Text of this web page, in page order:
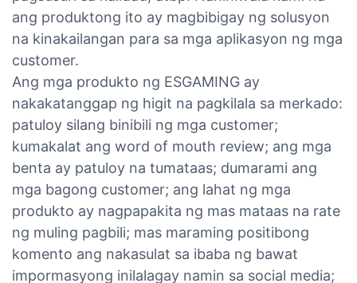
ang produktong ito ay magbibigay ng solusyon
na kinakailangan para sa mga aplikasyon ng mga
customer.
Ang mga produkto ng ESGAMING ay
nakakatanggap ng higit na pagkilala sa merkado:
patuloy silang binibili ng mga customer;
kumakalat ang word of mouth review; ang mga
benta ay patuloy na tumataas; dumarami ang
mga bagong customer; ang lahat ng mga
produkto ay nagpapakita ng mas mataas na rate
ng muling pagbili; mas maraming positibong
komento ang nakasulat sa ibaba ng bawat
impormasyong inilalagay namin sa social media;